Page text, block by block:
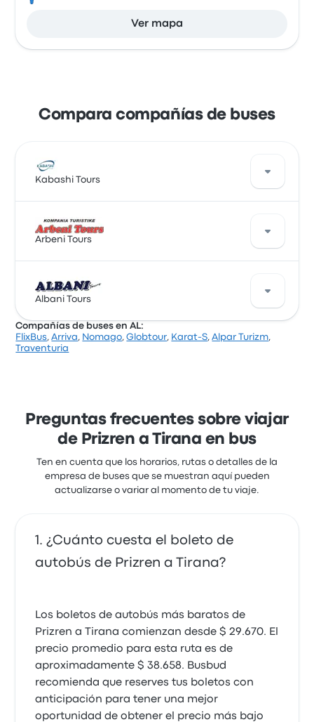
Ver mapa
Compara compañías de buses
Kabashi Tours
Kabashi Tours ofrece 1 salidas diarias y puedes
encontrar pasajes que cuestan desde $ 29.670. El
para llegar a donde necesitas estar.
Arbeni Tours
Arbeni Tours ofrece 1 salidas diarias y puedes
encontrar pasajes que cuestan desde $ 38.720. El
minutos. Arbeni Tours ofrece una solución rentable
para llegar a donde necesitas estar.
Albani Tours
Albani Tours ofrece 2 salidas diarias y puedes
Compañías de buses en AL:
FlixBus,Arriva, Nomago,Globtour, Karat-S,Alpar Turizm,
Traventuria
Preguntas frecuentes sobre viajar
de Prizren a Tirana en bus
Ten en cuenta que los horarios, rutas o detalles de la
empresa de buses que se muestran aquí pueden
actualizarse o variar al momento de tu viaje.
¿Cuánto cuesta el boleto de
autobús de Prizren a Tirana?
Los boletos de autobús más baratos de
Prizren a Tirana comienzan desde $ 29.670. El
precio promedio para esta ruta es de
aproximadamente $ 38.658. Busbud
recomienda que reserves tus boletos con
anticipación para tener una mejor
oportunidad de obtener el precio más bajo